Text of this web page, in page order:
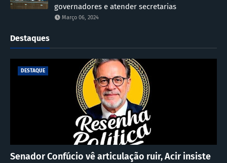
governadores e atender secretarias
Março 06, 2024
Destaques
DESTAQUE
Senador Confúcio vê articulação ruir, Acir insiste